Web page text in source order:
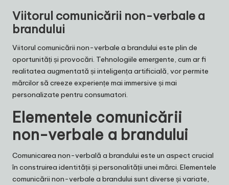
Viitorul comunicării non-verbale a
brandului
Viitorul comunicării non-verbale a brandului este plin de
oportunități și provocări. Tehnologiile emergente, cum ar fi
realitatea augmentată și inteligența artificială, vor permite
mărcilor să creeze experiențe mai immersive și mai
personalizate pentru consumatori.
Elementele comunicării
non-verbale a brandului
Comunicarea non-verbală a brandului este un aspect crucial
în construirea identității și personalității unei mărci. Elementele
comunicării non-verbale a brandului sunt diverse și variate,